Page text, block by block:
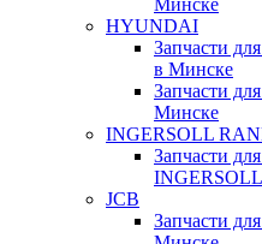
Минске
HYUNDAI
Запчасти
в Минске
Запчасти
Минске
INGERSOLL
Запчасти
JCB
Запчасти